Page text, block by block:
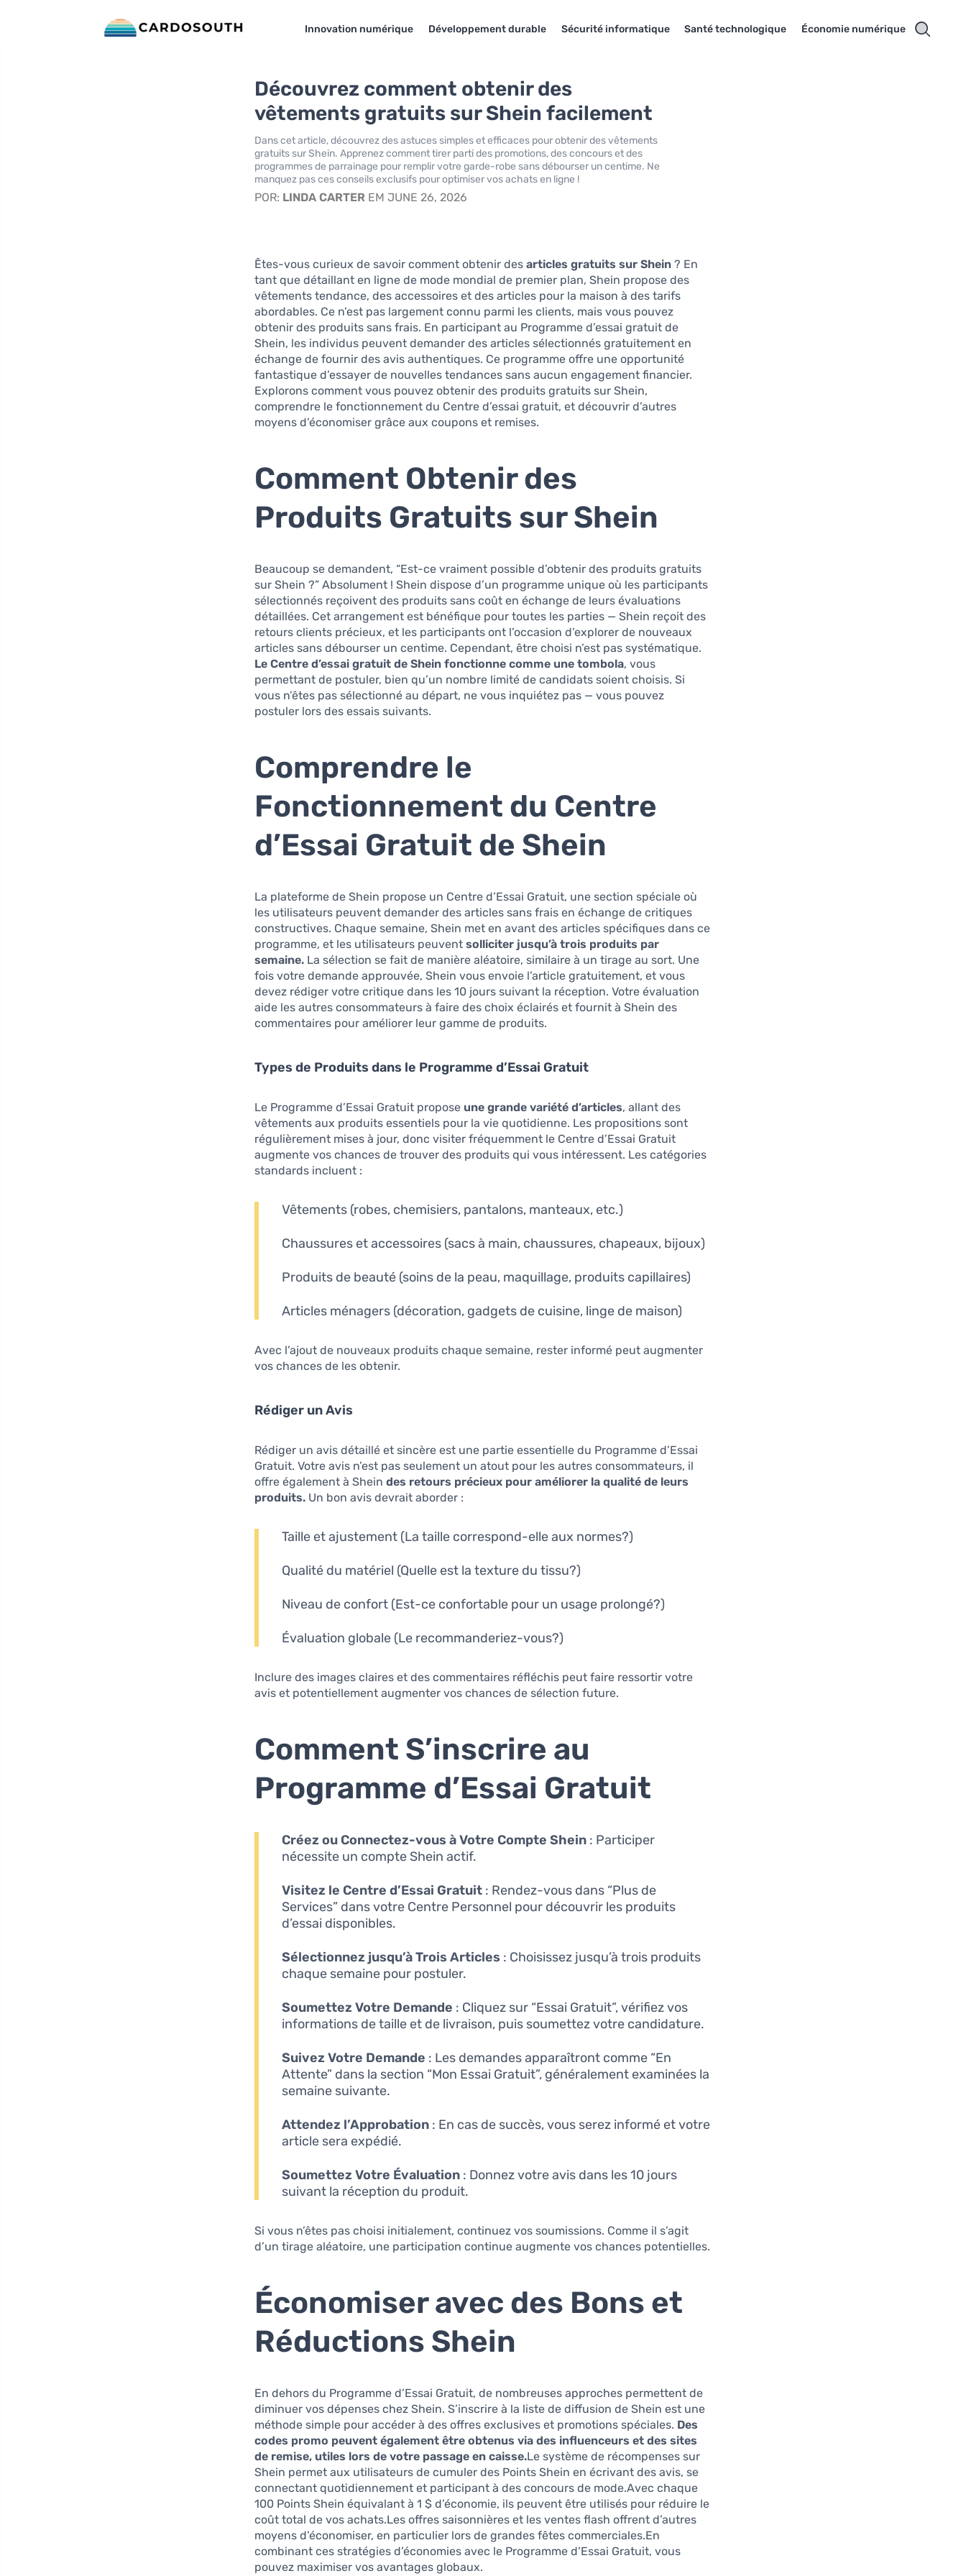
Innovation numérique Développement durable Sécurité informatique Santé technologique Économie numérique
Découvrez comment obtenir des
vêtements gratuits sur Shein facilement
Dans cet article, découvrez des astuces simples et efficaces pour obtenir des vêtements
gratuits sur Shein. Apprenez comment tirer parti des promotions, des concours et des
programmes de parrainage pour remplir votre garde-robe sans débourser un centime. Ne
manquez pas ces conseils exclusifs pour optimiser vos achats en ligne !
POR: LINDA CARTER EM JUNE 26, 2026
Êtes-vous curieux de savoir comment obtenir desarticles gratuits sur Shein ? En
tant que détaillant en ligne de mode mondial de premier plan, Shein propose des
vêtements tendance, des accessoires et des articles pour la maison à des tarifs
abordables. Ce n’est pas largement connu parmi les clients, mais vous pouvez
obtenir des produits sans frais. En participant au Programme d’essai gratuit de
Shein, les individus peuvent demander des articles sélectionnés gratuitement en
échange de fournir des avis authentiques. Ce programme offre une opportunité
fantastique d’essayer de nouvelles tendances sans aucun engagement financier.
Explorons comment vous pouvez obtenir des produits gratuits sur Shein,
comprendre le fonctionnement du Centre d’essai gratuit, et découvrir d’autres
moyens d’économiser grâce aux coupons et remises.
Comment Obtenir des
Produits Gratuits sur Shein
Beaucoup se demandent, “Est-ce vraiment possible d’obtenir des produits gratuits
sur Shein ?” Absolument ! Shein dispose d’un programme unique où les participants
sélectionnés reçoivent des produits sans coût en échange de leurs évaluations
détaillées. Cet arrangement est bénéfique pour toutes les parties — Shein reçoit des
retours clients précieux, et les participants ont l’occasion d’explorer de nouveaux
articles sans débourser un centime. Cependant, être choisi n’est pas systématique.
Le Centre d’essai gratuit de Shein fonctionne comme une tombola, vous
permettant de postuler, bien qu’un nombre limité de candidats soient choisis. Si
vous n’êtes pas sélectionné au départ, ne vous inquiétez pas — vous pouvez
postuler lors des essais suivants.
Comprendre le
Fonctionnement du Centre
d’Essai Gratuit de Shein
La plateforme de Shein propose un Centre d’Essai Gratuit, une section spéciale où
les utilisateurs peuvent demander des articles sans frais en échange de critiques
constructives. Chaque semaine, Shein met en avant des articles spécifiques dans ce
programme, et les utilisateurs peuventsolliciter jusqu’à trois produits par
semaine. La sélection se fait de manière aléatoire, similaire à un tirage au sort. Une
fois votre demande approuvée, Shein vous envoie l’article gratuitement, et vous
devez rédiger votre critique dans les 10 jours suivant la réception. Votre évaluation
aide les autres consommateurs à faire des choix éclairés et fournit à Shein des
commentaires pour améliorer leur gamme de produits.
Types de Produits dans le Programme d’Essai Gratuit
Le Programme d’Essai Gratuit propose une grande variété d’articles, allant des
vêtements aux produits essentiels pour la vie quotidienne. Les propositions sont
régulièrement mises à jour, donc visiter fréquemment le Centre d’Essai Gratuit
augmente vos chances de trouver des produits qui vous intéressent. Les catégories
standards incluent :
Vêtements (robes, chemisiers, pantalons, manteaux, etc.)
Chaussures et accessoires (sacs à main, chaussures, chapeaux, bijoux)
Produits de beauté (soins de la peau, maquillage, produits capillaires)
Articles ménagers (décoration, gadgets de cuisine, linge de maison)
Avec l’ajout de nouveaux produits chaque semaine, rester informé peut augmenter
vos chances de les obtenir.
Rédiger un Avis
Rédiger un avis détaillé et sincère est une partie essentielle du Programme d’Essai
Gratuit. Votre avis n’est pas seulement un atout pour les autres consommateurs, il
offre également à Sheindes retours précieux pour améliorer la qualité de leurs
produits. Un bon avis devrait aborder :
Taille et ajustement (La taille correspond-elle aux normes?)
Qualité du matériel (Quelle est la texture du tissu?)
Niveau de confort (Est-ce confortable pour un usage prolongé?)
Évaluation globale (Le recommanderiez-vous?)
Inclure des images claires et des commentaires réfléchis peut faire ressortir votre
avis et potentiellement augmenter vos chances de sélection future.
Comment S’inscrire au
Programme d’Essai Gratuit
Créez ou Connectez-vous à Votre Compte Shein : Participer
nécessite un compte Shein actif.
Visitez le Centre d’Essai Gratuit : Rendez-vous dans “Plus de
Services” dans votre Centre Personnel pour découvrir les produits
d’essai disponibles.
Sélectionnez jusqu’à Trois Articles : Choisissez jusqu’à trois produits
chaque semaine pour postuler.
Soumettez Votre Demande : Cliquez sur “Essai Gratuit”, vérifiez vos
informations de taille et de livraison, puis soumettez votre candidature.
Suivez Votre Demande : Les demandes apparaîtront comme “En
Attente” dans la section “Mon Essai Gratuit”, généralement examinées la
semaine suivante.
Attendez l’Approbation : En cas de succès, vous serez informé et votre
article sera expédié.
Soumettez Votre Évaluation : Donnez votre avis dans les 10 jours
suivant la réception du produit.
Si vous n’êtes pas choisi initialement, continuez vos soumissions. Comme il s’agit
d’un tirage aléatoire, une participation continue augmente vos chances potentielles.
Économiser avec des Bons et
Réductions Shein
En dehors du Programme d’Essai Gratuit, de nombreuses approches permettent de
diminuer vos dépenses chez Shein. S’inscrire à la liste de diffusion de Shein est une
méthode simple pour accéder à des offres exclusives et promotions spéciales. Des
codes promo peuvent également être obtenus via des influenceurs et des sites
de remise, utiles lors de votre passage en caisse.Le système de récompenses sur
Shein permet aux utilisateurs de cumuler des Points Shein en écrivant des avis, se
connectant quotidiennement et participant à des concours de mode.Avec chaque
100 Points Shein équivalant à 1 $ d’économie, ils peuvent être utilisés pour réduire le
coût total de vos achats.Les offres saisonnières et les ventes flash offrent d’autres
moyens d’économiser, en particulier lors de grandes fêtes commerciales.En
combinant ces stratégies d’économies avec le Programme d’Essai Gratuit, vous
pouvez maximiser vos avantages globaux.